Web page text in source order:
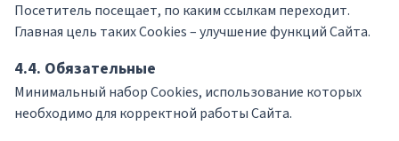
Посетитель посещает, по каким ссылкам переходит.
Главная цель таких Cookies – улучшение функций Сайта.
4.4. Обязательные
Минимальный набор Cookies, использование которых
необходимо для корректной работы Сайта.